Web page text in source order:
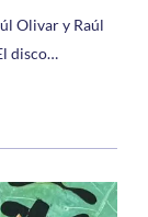
Olivar y Raúl
disco…